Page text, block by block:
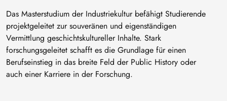
Das Masterstudium der Industriekultur befähigt Studierende
projektgeleitet zur souveränen und eigenständigen
Vermittlung geschichtskultureller Inhalte. Stark
forschungsgeleitet schafft es die Grundlage für einen
Berufseinstieg in das breite Feld der Public History oder
auch einer Karriere in der Forschung.